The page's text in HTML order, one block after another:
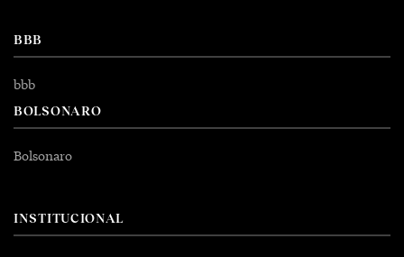
BBB
bbb
BOLSONARO
Bolsonaro
INSTITUCIONAL